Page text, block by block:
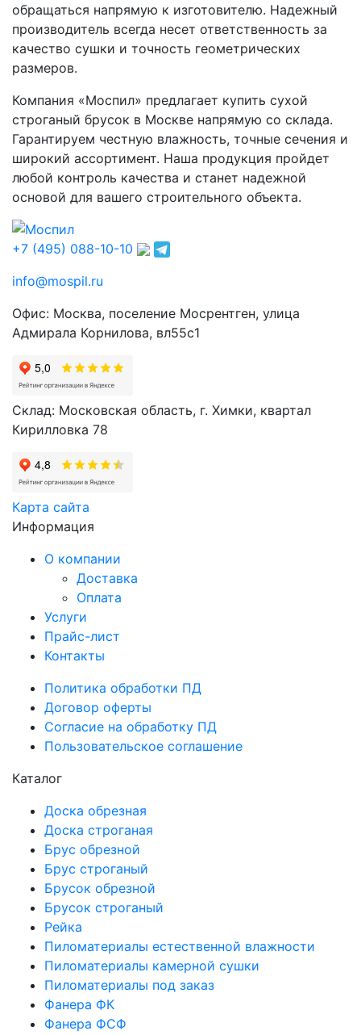
обращаться напрямую к изготовителю. Надежный
производитель всегда несет ответственность за
качество сушки и точность геометрических
размеров.
Компания «Моспил» предлагает купить сухой
строганый брусок в Москве напрямую со склада.
Гарантируем честную влажность, точные сечения и
широкий ассортимент. Наша продукция пройдет
любой контроль качества и станет надежной
основой для вашего строительного объекта.
+7 (495) 088-10-10
info@mospil.ru
Офис: Москва, поселение Мосрентген, улица
Адмирала Корнилова, вл55с1
Склад: Московская область, г. Химки, квартал
Кирилловка 78
Карта сайта
Информация
О компании
Доставка
Оплата
Услуги
Прайс-лист
Контакты
Политика обработки ПД
Договор оферты
Согласие на обработку ПД
Пользовательское соглашение
Каталог
Доска обрезная
Доска строганая
Брус обрезной
Брус строганый
Брусок обрезной
Брусок строганый
Рейка
Пиломатериалы естественной влажности
Пиломатериалы камерной сушки
Пиломатериалы под заказ
Фанера ФК
Фанера ФСФ